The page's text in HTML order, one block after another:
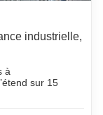
industrielle,
à
sur 15